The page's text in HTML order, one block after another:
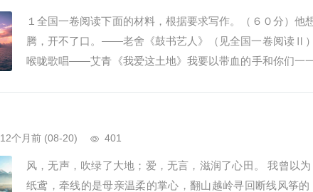
１全国一卷阅读下面的材料，根据要求写作。（６０分）他
腾，开不了口。——老舍《鼓书艺人》（见全国一卷阅读Ⅱ
喉咙歌唱——艾青《我爱这土地》我要以带血的手和你们一
12个月前 (08-20) 401
风，无声，吹绿了大地；爱，无言，滋润了心田。 我曾以
纸鸢，牵线的是母亲温柔的掌心，翻山越岭寻回断线风筝